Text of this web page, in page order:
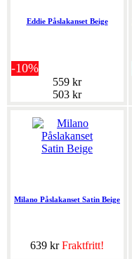
Eddie Påslakanset Beige
-10%
559 kr
503 kr
Milano Påslakanset Satin Beige
639 krFraktfritt!